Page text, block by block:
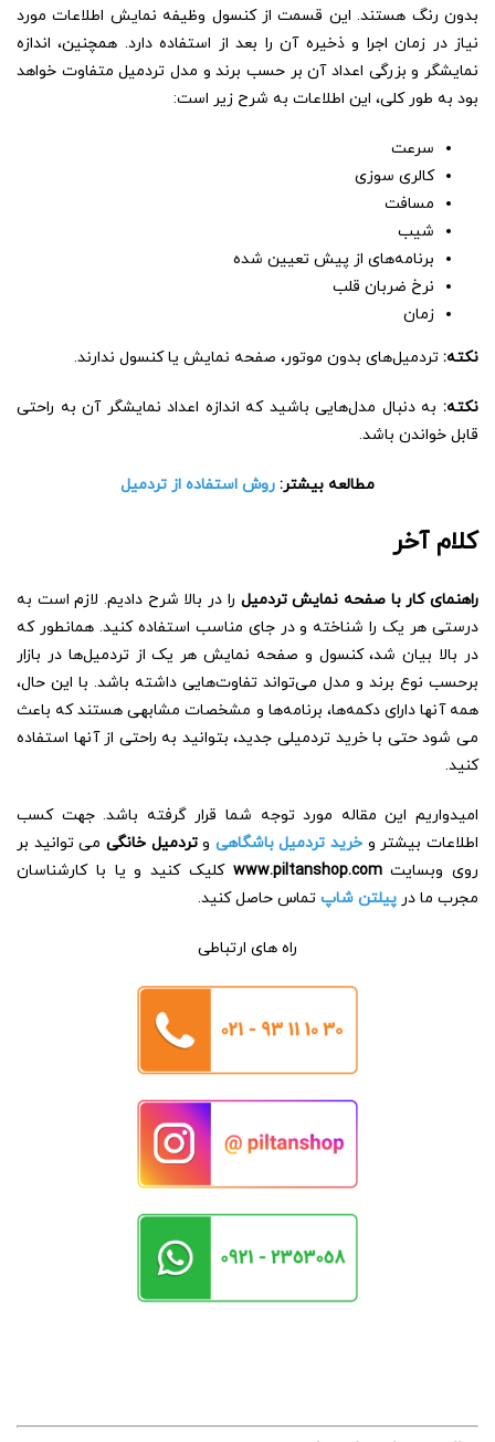
بدون رنگ هستند. این قسمت از کنسول وظیفه نمایش اطلاعات مورد
نیاز در زمان اجرا و ذخیره آن را بعد از استفاده دارد. همچنین، اندازه
نمایشگر و بزرگی اعداد آن بر حسب برند و مدل تردمیل متفاوت خواهد
بود به طور کلی، این اطلاعات به شرح زیر است:
سرعت
کالری سوزی
مسافت
شیب
برنامه‌های از پیش تعیین شده
نرخ ضربان قلب
زمان
نکته: تردمیل‌های بدون موتور، صفحه نمایش یا کنسول ندارند.
نکته: به دنبال مدل‌هایی باشید که اندازه اعداد نمایشگر آن به راحتی
قابل خواندن باشد.
مطالعه بیشتر: روش استفاده از تردمیل
کلام آخر
راهنمای کار با صفحه نمایش تردمیل را در بالا شرح دادیم. لازم است به
درستی هر یک را شناخته و در جای مناسب استفاده کنید. همانطور که
در بالا بیان شد، کنسول‌ و صفحه نمایش هر یک از تردمیل‌ها در بازار
برحسب نوع برند و مدل می‌تواند تفاوت‌هایی داشته باشد. با این حال،
همه آنها دارای دکمه‌ها، برنامه‌ها و مشخصات مشابهی هستند که باعث
می شود حتی با خرید تردمیلی جدید، بتوانید به راحتی از آنها استفاده
کنید.
امیدواریم این مقاله مورد توجه شما قرار گرفته باشد. جهت کسب
اطلاعات بیشتر و خرید تردمیل باشگاهی وتردمیل خانگی می توانید بر
روی وبسایتwww.piltanshop.com کلیک کنید و یا با کارشناسان
مجرب ما در پیلتن شاپ تماس حاصل کنید.
راه های ارتباطی